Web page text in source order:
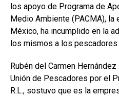
los apoyo de Programa de
Medio Ambiente (PACMA),
México, ha incumplido en la
los mismos a los pescadores
Rubén del Carmen
Unión de Pescadores por el
R.L., sostuvo que es la